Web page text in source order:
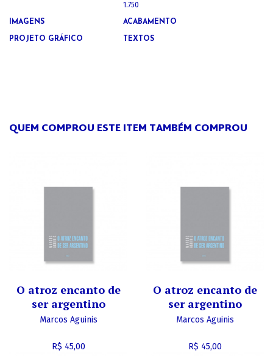
1.750
IMAGENS ACABAMENTO
PROJETO GRÁFICO TEXTOS
QUEM COMPROU ESTE ITEM TAMBÉM COMPROU
O atroz encanto de
ser argentino
Marcos Aguinis
R$ 45,00
O atroz encanto de
ser argentino
Marcos Aguinis
R$ 45,00